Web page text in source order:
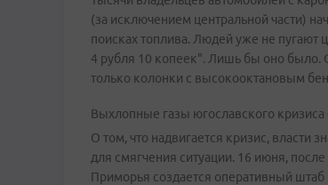
(за исключением центральной части)
поисках топлива. Людей уже не пугают
4 рубля 10 копеек". Лишь бы оно было.
только колонки с высокооктановым
Выхлопные газы югославского
О том, что надвигается кризис, власти
для смягчения ситуации. 16 июня,
Приморья создается оперативный